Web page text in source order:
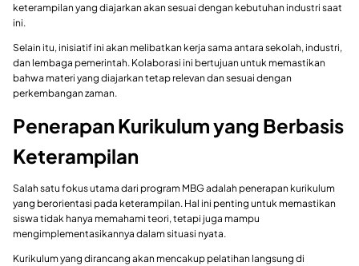
keterampilan yang diajarkan akan sesuai dengan kebutuhan industri saat
ini.
Selain itu, inisiatif ini akan melibatkan kerja sama antara sekolah, industri,
dan lembaga pemerintah. Kolaborasi ini bertujuan untuk memastikan
bahwa materi yang diajarkan tetap relevan dan sesuai dengan
perkembangan zaman.
Penerapan Kurikulum yang Berbasis
Keterampilan
Salah satu fokus utama dari program MBG adalah penerapan kurikulum
yang berorientasi pada keterampilan. Hal ini penting untuk memastikan
siswa tidak hanya memahami teori, tetapi juga mampu
mengimplementasikannya dalam situasi nyata.
Kurikulum yang dirancang akan mencakup pelatihan langsung di